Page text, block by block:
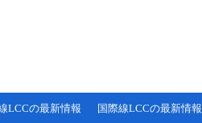
LCCの最新情報 国際線LCCの最新情報